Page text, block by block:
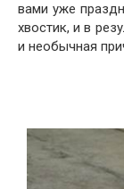
вами уже
хвостик, и в
и необычная